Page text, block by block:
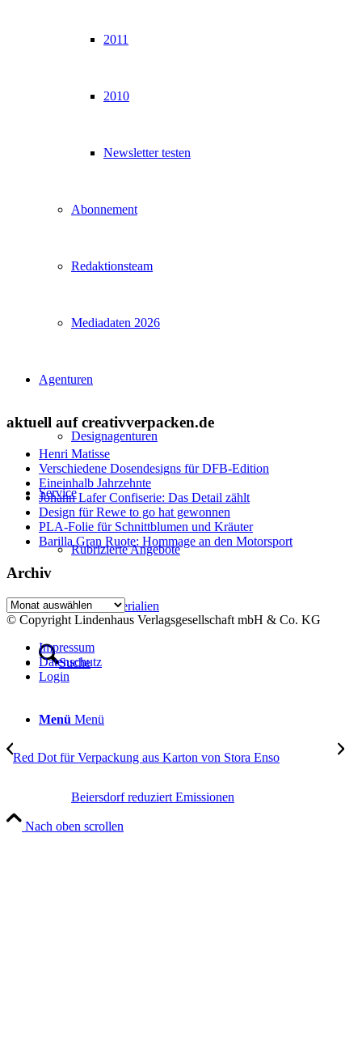
2011
2010
Newsletter testen
Abonnement
Redaktionsteam
Mediadaten 2026
Agenturen
Designagenturen
Service
Rubrizierte Angebote
Neue Materialien
Suche
Menü Menü
aktuell auf creativverpacken.de
Henri Matisse
Verschiedene Dosendesigns für DFB-Edition
Eineinhalb Jahrzehnte
Johann Lafer Confiserie: Das Detail zählt
Design für Rewe to go hat gewonnen
PLA-Folie für Schnittblumen und Kräuter
Barilla Gran Ruote: Hommage an den Motorsport
Archiv
Archiv
© Copyright Lindenhaus Verlagsgesellschaft mbH & Co. KG
Impressum
Datenschutz
Login
Red Dot für Verpackung aus Karton von Stora Enso
Beiersdorf reduziert Emissionen
Nach oben scrollen